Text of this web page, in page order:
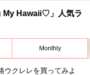
My Hawaii♡」人気ラ
Monthly
ウクレレを買ってみよ